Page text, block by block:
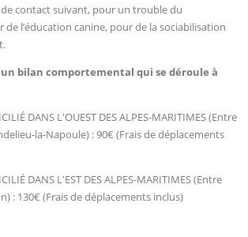
contact suivant, pour un trouble du
l’éducation canine, pour de la sociabilisation
un bilan comportemental qui se déroule à
DANS L'OUEST DES ALPES-MARITIMES (Entre
la-Napoule) : 90€ (Frais de déplacements
DANS L'EST DES ALPES-MARITIMES (Entre
: 130€ (Frais de déplacements inclus)